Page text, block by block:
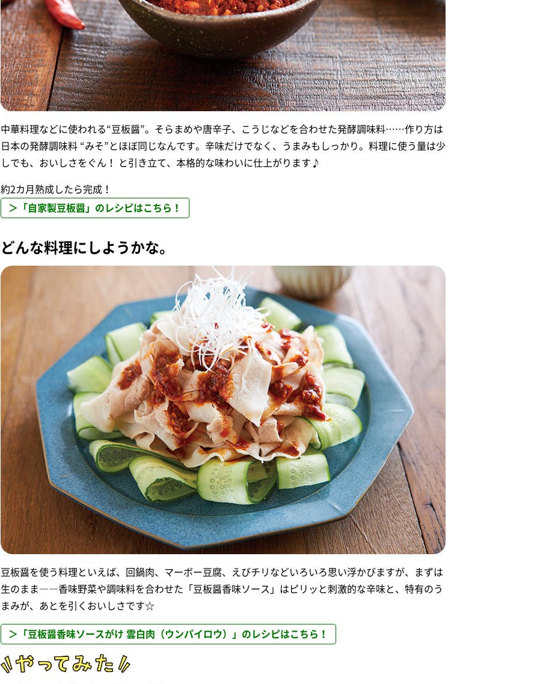
中華料理などに使われる“豆板醤”。そらまめや唐辛子、こうじなどを合わせた発酵調味料……作り方は
日本の発酵調味料 “みそ”とほぼ同じなんです。辛味だけでなく、うまみもしっかり。料理に使う量は少
しでも、おいしさをぐん！ と引き立て、本格的な味わいに仕上がります♪
約2カ月熟成したら完成！
＞「自家製豆板醤」のレシピはこちら！
どんな料理にしようかな。
豆板醤を使う料理といえば、回鍋肉、マーボー豆腐、えびチリなどいろいろ思い浮かびますが、まずは
生のまま――香味野菜や調味料を合わせた「豆板醤香味ソース」はピリッと刺激的な辛味と、特有のう
まみが、あとを引くおいしさです☆
＞「豆板醤香味ソースがけ 雲白肉（ウンパイロウ）」のレシピはこちら！